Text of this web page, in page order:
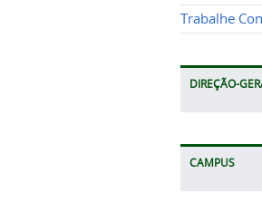
Trabalhe
DIREÇÃO-
CAMPUS